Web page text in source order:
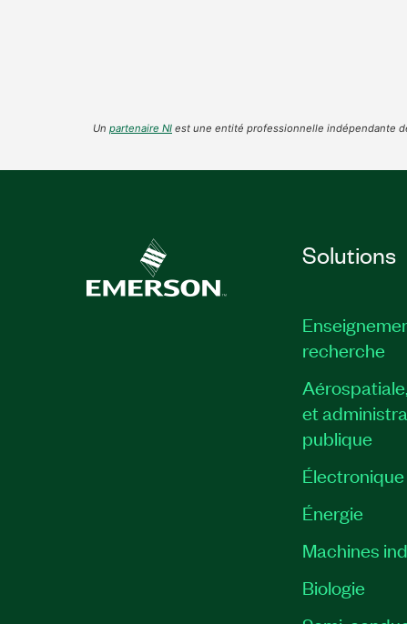
Un partenaire NI est une entité professionnelle indépendante
Solutions
recherche
et
publique
Électronique
Énergie​
Machines
Biologie